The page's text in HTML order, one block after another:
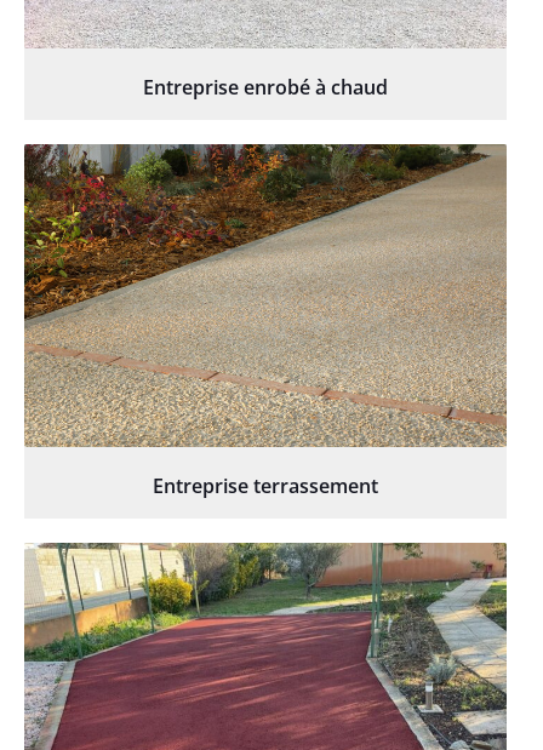
Entreprise enrobé à chaud
Entreprise terrassement